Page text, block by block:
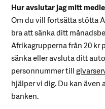
Hur avslutar jag mitt
Om du vill fortsätta stötta
bra att sänka ditt
Afrikagrupperna från 20 kr
sänka eller avsluta ditt
personnummer till
hjälper vi dig. Du kan
banken.